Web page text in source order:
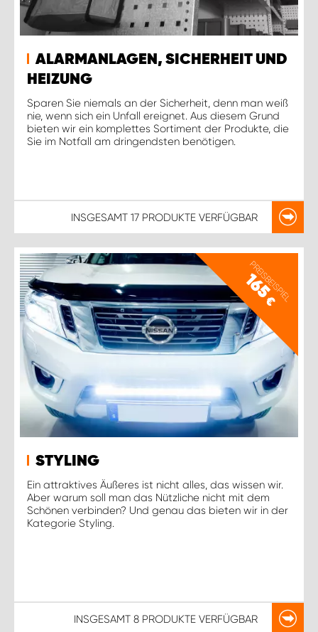
ALARMANLAGEN, SICHERHEIT UND
HEIZUNG
Sparen Sie niemals an der Sicherheit, denn man weiß
nie, wenn sich ein Unfall ereignet. Aus diesem Grund
bieten wir ein komplettes Sortiment der Produkte, die
Sie im Notfall am dringendsten benötigen.
INSGESAMT 17 PRODUKTE VERFÜGBAR
PREISBEISPIEL
165
€
STYLING
Ein attraktives Äußeres ist nicht alles, das wissen wir.
Aber warum soll man das Nützliche nicht mit dem
Schönen verbinden? Und genau das bieten wir in der
Kategorie Styling.
INSGESAMT 8 PRODUKTE VERFÜGBAR